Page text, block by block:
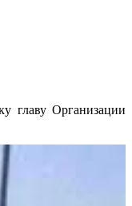
главу Организации